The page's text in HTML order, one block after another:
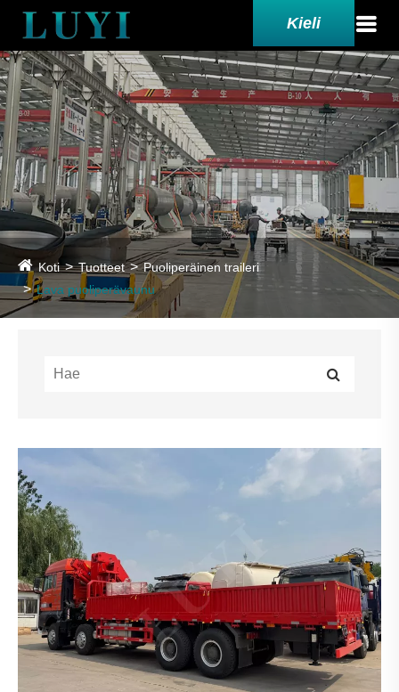
Kieli
Koti Tuotteet
Puoliperäinen traileri
Lava puoliperävaunu